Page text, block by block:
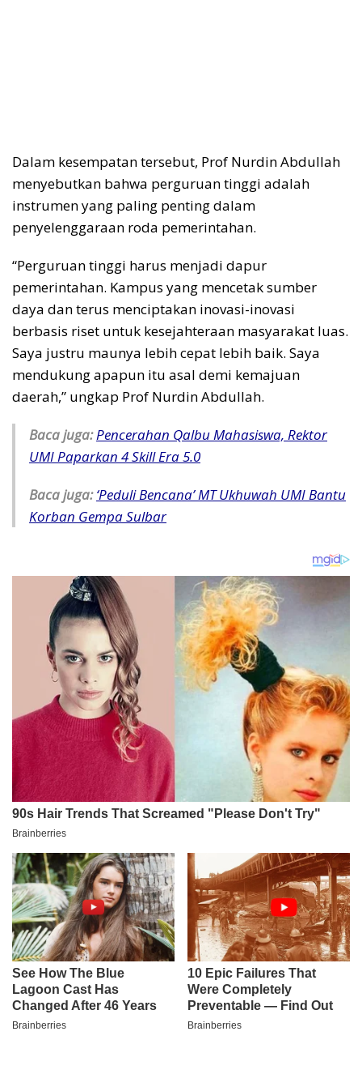
Dalam kesempatan tersebut, Prof Nurdin Abdullah
menyebutkan bahwa perguruan tinggi adalah
instrumen yang paling penting dalam
penyelenggaraan roda pemerintahan.
“Perguruan tinggi harus menjadi dapur
pemerintahan. Kampus yang mencetak sumber
daya dan terus menciptakan inovasi-inovasi
berbasis riset untuk kesejahteraan masyarakat luas.
Saya justru maunya lebih cepat lebih baik. Saya
mendukung apapun itu asal demi kemajuan
daerah,” ungkap Prof Nurdin Abdullah.
Baca juga:Pencerahan Qalbu Mahasiswa, Rektor
UMI Paparkan 4 Skill Era 5.0
Baca juga:‘Peduli Bencana’ MT Ukhuwah UMI Bantu
Korban Gempa Sulbar